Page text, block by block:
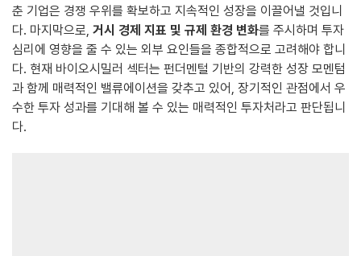
춘 기업은 경쟁 우위를 확보하고 지속적인 성장을 이끌어낼 것입니
다. 마지막으로, 거시 경제 지표 및 규제 환경 변화를 주시하며 투자
심리에 영향을 줄 수 있는 외부 요인들을 종합적으로 고려해야 합니
다. 현재 바이오시밀러 섹터는 펀더멘털 기반의 강력한 성장 모멘텀
과 함께 매력적인 밸류에이션을 갖추고 있어, 장기적인 관점에서 우
수한 투자 성과를 기대해 볼 수 있는 매력적인 투자처라고 판단됩니
다.